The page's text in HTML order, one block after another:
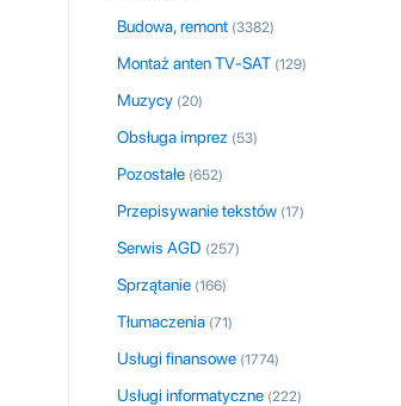
Budowa, remont (3382)
Montaż anten TV-SAT (129)
Muzycy (20)
Obsługa imprez (53)
Pozostałe (652)
Przepisywanie tekstów (17)
Serwis AGD (257)
Sprzątanie (166)
Tłumaczenia (71)
Usługi finansowe (1774)
Usługi informatyczne (222)